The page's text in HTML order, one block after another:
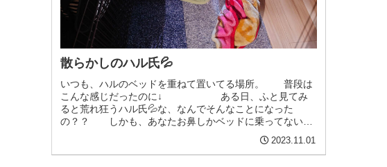
散らかしのハル氏💦
いつも、ハルのベッドを重ねて置いてる場所。 普段は
こんな感じだったのに↓ ある日、ふと見てみ
ると荒れ狂うハル氏💦な、なんでそんなことになった
の？？ しかも、あなたお鼻しかベッドに乗ってないじ
2023.11.01